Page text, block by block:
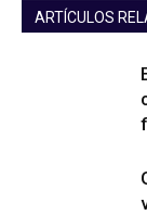
ARTÍCULOS